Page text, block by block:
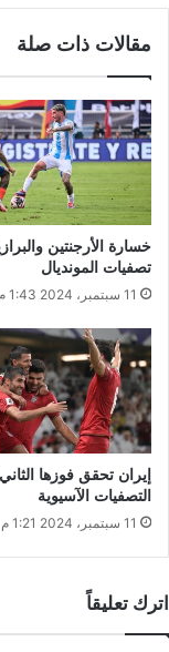
مقالات ذات صلة
خسارة الأرجنتين
تصفيات المونديال
11 سبتمبر، 2024 1:43 م
إيران تحقق فوزها
التصفيات الآسيوية
11 سبتمبر، 2024 1:21 م
اترك تعليقاً